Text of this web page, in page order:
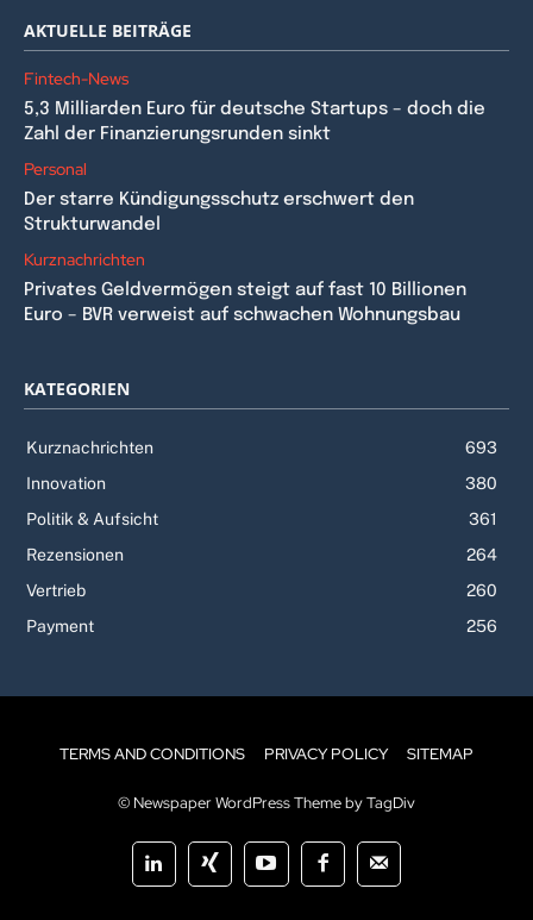
AKTUELLE BEITRÄGE
Fintech-News
5,3 Milliarden Euro für deutsche Startups – doch die
Zahl der Finanzierungsrunden sinkt
Personal
Der starre Kündigungsschutz erschwert den
Strukturwandel
Kurznachrichten
Privates Geldvermögen steigt auf fast 10 Billionen
Euro – BVR verweist auf schwachen Wohnungsbau
KATEGORIEN
Kurznachrichten
693
Innovation
380
Politik & Aufsicht
361
Rezensionen
264
Vertrieb
260
Payment
256
TERMS AND CONDITIONS PRIVACY POLICY SITEMAP
© Newspaper WordPress Theme by TagDiv